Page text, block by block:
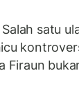
Salah satu
Firaun